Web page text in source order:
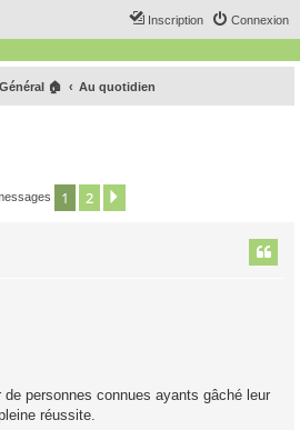
Connexion
Inscription
🏠 Au quotidien
1 2
personnes connues ayants gâché leur
réussite.